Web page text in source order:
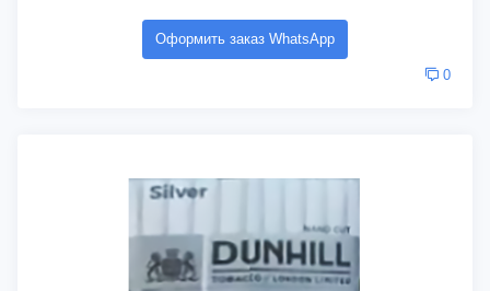
Оформить заказ WhatsApp
0